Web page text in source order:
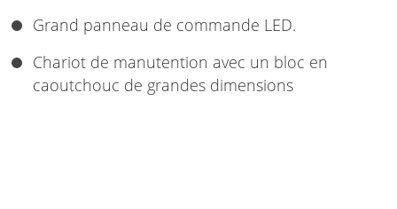
Grand panneau de commande LED.
Chariot de manutention avec un bloc en
caoutchouc de grandes dimensions